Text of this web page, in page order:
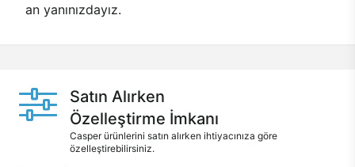
an yanınızdayız.
Satın Alırken
Özelleştirme İmkanı
Casper ürünlerini satın alırken ihtiyacınıza göre
özelleştirebilirsiniz.